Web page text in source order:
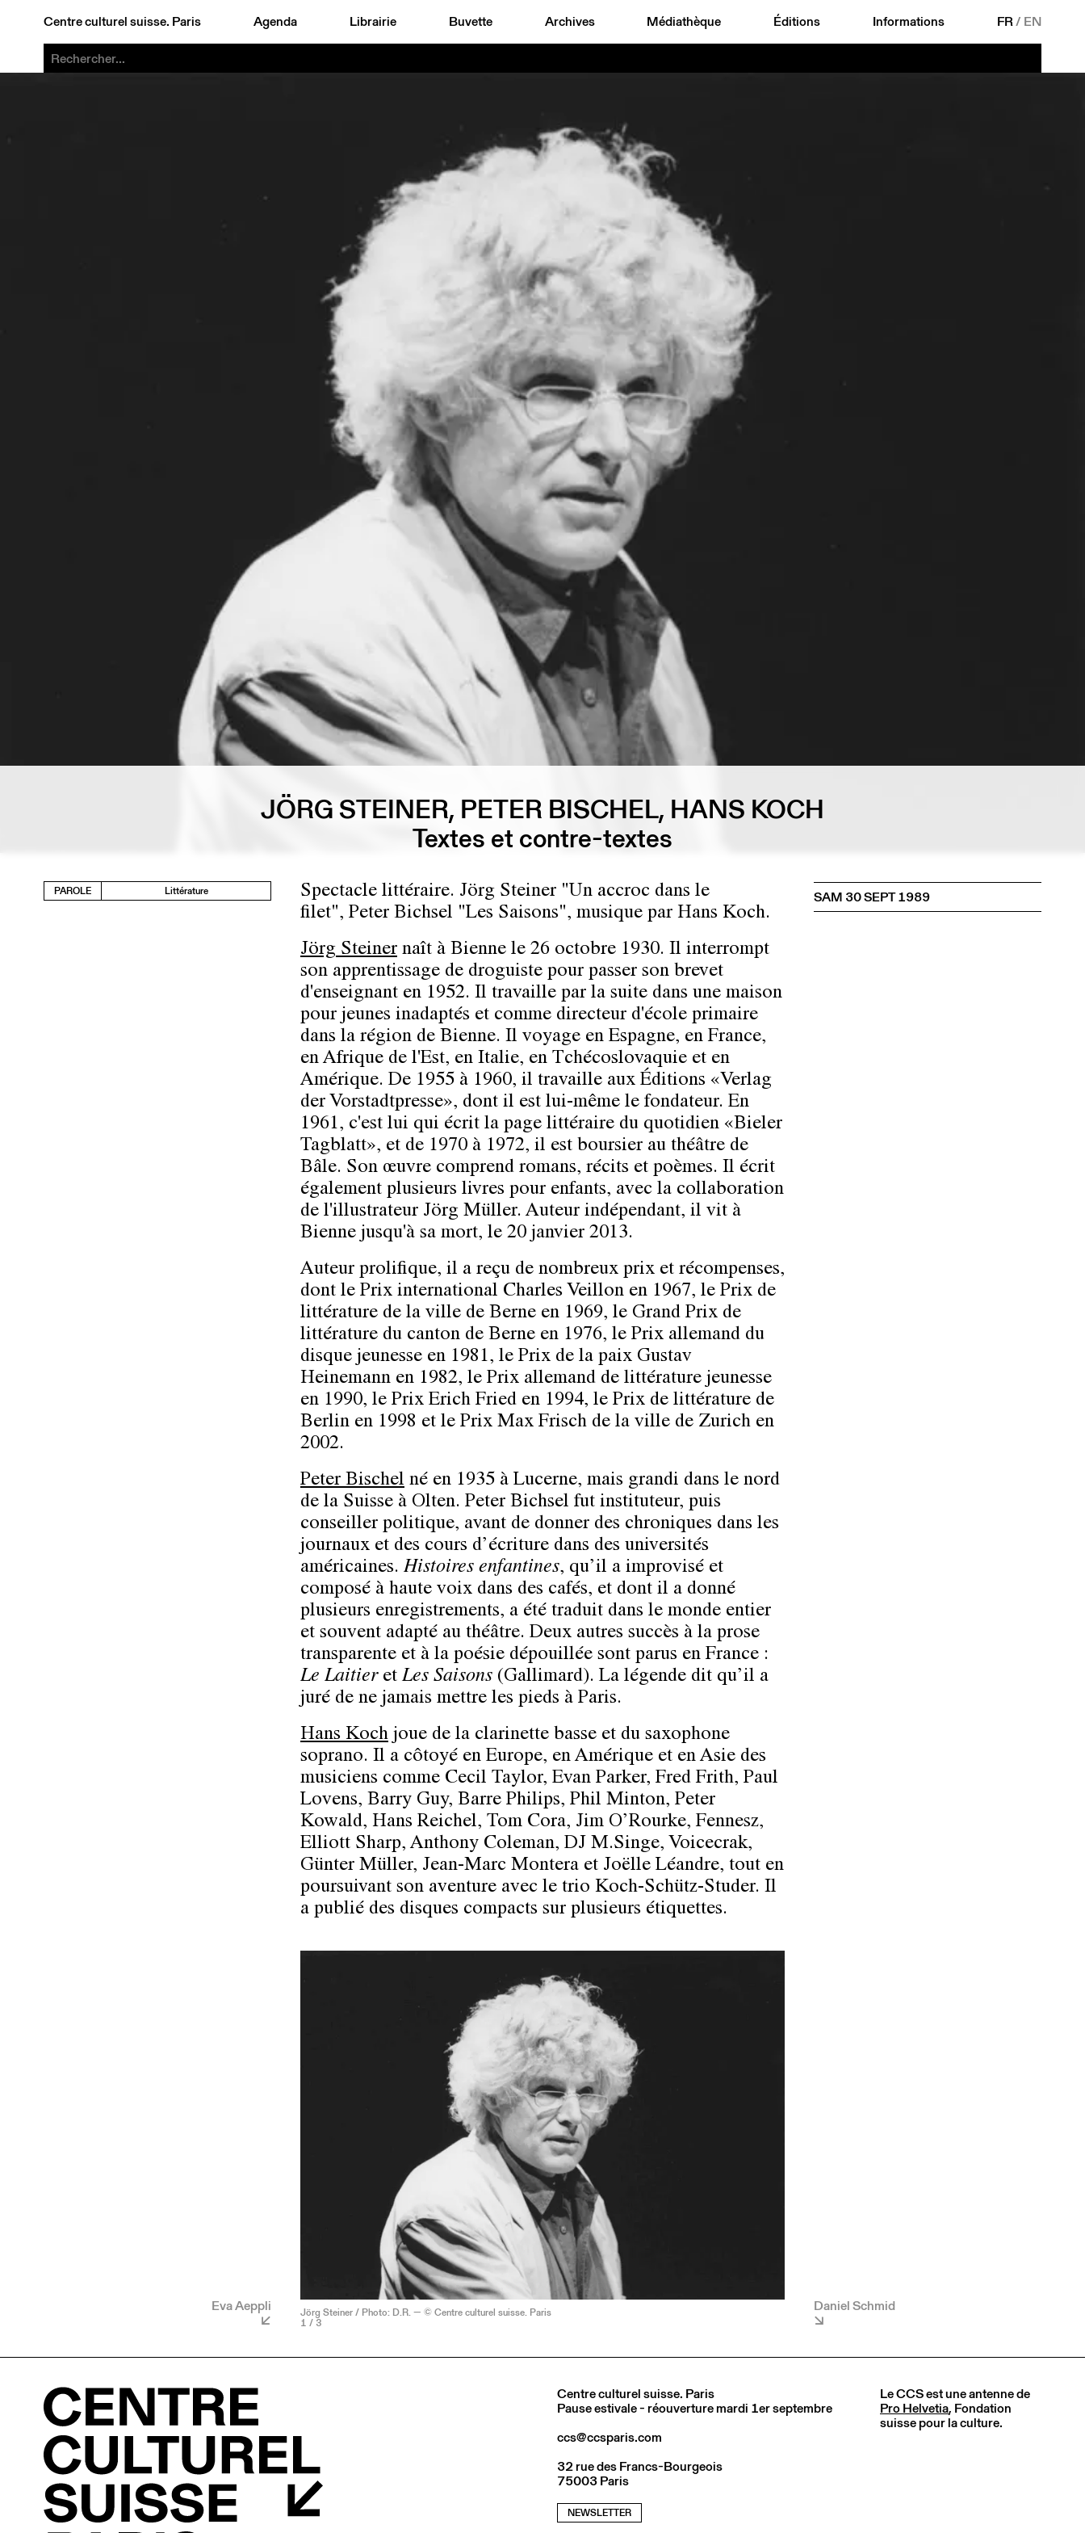
Centre culturel suisse. Paris Agenda Librairie Buvette Archives Médiathèque Éditions Informations FR/ EN
JÖRG STEINER, PETER BISCHEL, HANS KOCH
Textes et contre-textes
PAROLE Littérature
Eva Aeppli
Spectacle littéraire. Jörg Steiner "Un accroc dans le
filet", Peter Bichsel "Les Saisons", musique par Hans Koch.
Jörg Steiner naît à Bienne le 26 octobre 1930. Il interrompt
son apprentissage de droguiste pour passer son brevet
d'enseignant en 1952. Il travaille par la suite dans une maison
pour jeunes inadaptés et comme directeur d'école primaire
dans la région de Bienne. Il voyage en Espagne, en France,
en Afrique de l'Est, en Italie, en Tchécoslovaquie et en
Amérique. De 1955 à 1960, il travaille aux Éditions «Verlag
der Vorstadtpresse», dont il est lui-même le fondateur. En
1961, c'est lui qui écrit la page littéraire du quotidien «Bieler
Tagblatt», et de 1970 à 1972, il est boursier au théâtre de
Bâle. Son œuvre comprend romans, récits et poèmes. Il écrit
également plusieurs livres pour enfants, avec la collaboration
de l'illustrateur Jörg Müller. Auteur indépendant, il vit à
Bienne jusqu'à sa mort, le 20 janvier 2013.
Auteur prolifique, il a reçu de nombreux prix et récompenses,
dont le Prix international Charles Veillon en 1967, le Prix de
littérature de la ville de Berne en 1969, le Grand Prix de
littérature du canton de Berne en 1976, le Prix allemand du
disque jeunesse en 1981, le Prix de la paix Gustav
Heinemann en 1982, le Prix allemand de littérature jeunesse
en 1990, le Prix Erich Fried en 1994, le Prix de littérature de
Berlin en 1998 et le Prix Max Frisch de la ville de Zurich en
2002.
Peter Bischel né en 1935 à Lucerne, mais grandi dans le nord
de la Suisse à Olten. Peter Bichsel fut instituteur, puis
conseiller politique, avant de donner des chroniques dans les
journaux et des cours d’écriture dans des universités
américaines. Histoires enfantines, qu’il a improvisé et
composé à haute voix dans des cafés, et dont il a donné
plusieurs enregistrements, a été traduit dans le monde entier
et souvent adapté au théâtre. Deux autres succès à la prose
transparente et à la poésie dépouillée sont parus en France :
Le Laitier et Les Saisons (Gallimard). La légende dit qu’il a
juré de ne jamais mettre les pieds à Paris.
Hans Kochjoue de la clarinette basse et du saxophone
soprano. Il a côtoyé en Europe, en Amérique et en Asie des
musiciens comme Cecil Taylor, Evan Parker, Fred Frith, Paul
Lovens, Barry Guy, Barre Philips, Phil Minton, Peter
Kowald, Hans Reichel, Tom Cora, Jim O’Rourke, Fennesz,
Elliott Sharp, Anthony Coleman, DJ M.Singe, Voicecrak,
Günter Müller, Jean-Marc Montera et Joëlle Léandre, tout en
poursuivant son aventure avec le trio Koch-Schütz-Studer. Il
a publié des disques compacts sur plusieurs étiquettes.
Jörg Steiner / Photo: D.R. — © Centre culturel suisse. Paris
1 / 3
SAM 30 SEPT 1989
Daniel Schmid
Centre culturel suisse. Paris
Pause estivale - réouverture mardi 1er septembre
ccs@ccsparis.com
32 rue des Francs-Bourgeois
75003 Paris
NEWSLETTER
Le CCS est une antenne de
Pro Helvetia, Fondation
suisse pour la culture.